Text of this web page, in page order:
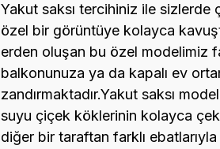
Yakut saksı tercihiniz ile sizlerde
özel bir görüntüye kolayca
erden oluşan bu özel modelimiz
balkonunuza ya da kapalı ev
zandırmaktadır.Yakut saksı
suyu çiçek köklerinin kolayca
diğer bir taraftan farklı